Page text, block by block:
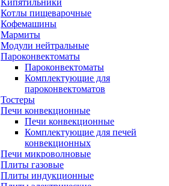
Кипятильники
Котлы пищеварочные
Кофемашины
Мармиты
Модули нейтральные
Пароконвектоматы
Пароконвектоматы
Комплектующие для
пароконвектоматов
Тостеры
Печи конвекционные
Печи конвекционные
Комплектующие для печей
конвекционных
Печи микроволновые
Плиты газовые
Плиты индукционные